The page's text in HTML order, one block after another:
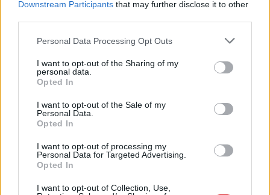
Downstream Participants that may further disclose it to other
Please note that this website/app uses one or more Google
not limited to your visit or usage behaviour. You may click to
grant or deny consent to Google and its third-party tags to
use your data for below specified purposes in below Google
consent section.
Personal Data Processing Opt Outs
I want to opt-out of the Sharing of my
personal data.
Opted In
I want to opt-out of the Sale of my
Personal Data.
Opted In
I want to opt-out of processing my
Personal Data for Targeted Advertising.
Opted In
I want to opt-out of Collection, Use,
ASVuzņēmumi bažījas par
Ukrainas plāniem – kas
viņus satrauc?